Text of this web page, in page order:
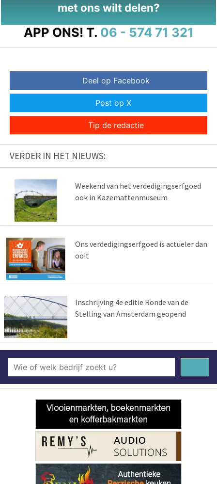
met ons wilt delen?
APP ONS! T. 06 - 574 71 321
Deel op Facebook
Post op X
Tip de redactie
VERDER IN HET NIEUWS:
Weekend van het verdedigingserfgoed
ook in Kazemattenmuseum
Ons verdedigingserfgoed is actueler dan
ooit
Inschrijving 4e editie Ronde van de
Stelling van Amsterdam geopend